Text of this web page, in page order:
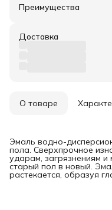
Преимущества
Оплата частями в
Удобный возврат
Доставка
О товаре
Эмаль водно-
пола. Сверхпрочное
ударам, загрязнениям
старый пол в новый.
растекается, образуя